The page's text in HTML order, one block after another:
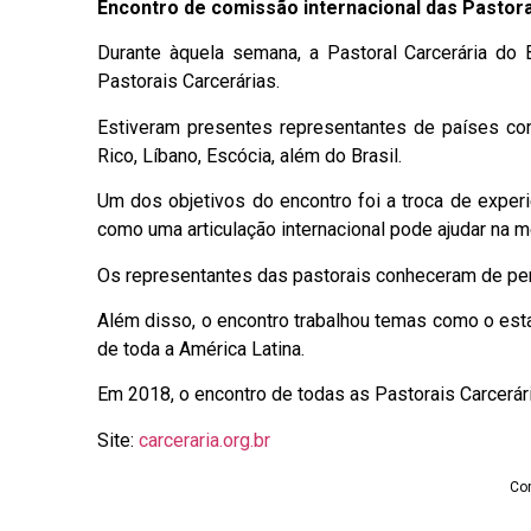
Encontro de comissão internacional das
Durante àquela semana, a Pastoral Carcerária
Pastorais Carcerárias.
Estiveram presentes representantes de países
Rico, Líbano, Escócia, além do Brasil.
Um dos objetivos do encontro foi a troca de
como uma articulação internacional pode ajudar na
Os representantes das pastorais conheceram de
Além disso, o encontro trabalhou temas como o
de toda a América Latina.
Em 2018, o encontro de todas as Pastorais
Site: carceraria.org.br